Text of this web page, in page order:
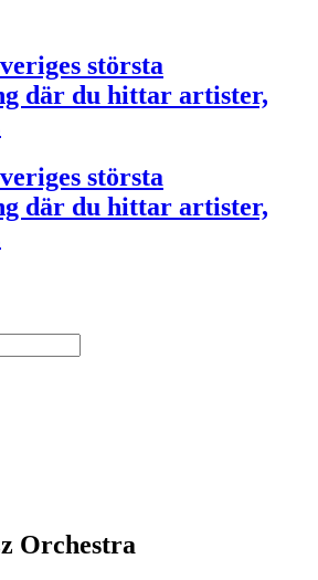
största
där du hittar artister,
största
där du hittar artister,
Orchestra